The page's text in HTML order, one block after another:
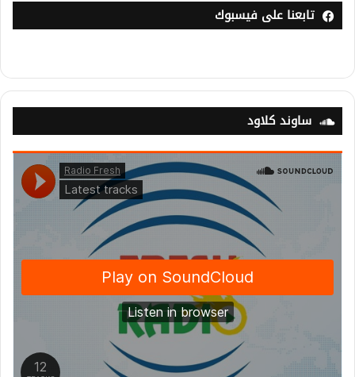
تابعنا على فيسبوك
ساوند كلاود